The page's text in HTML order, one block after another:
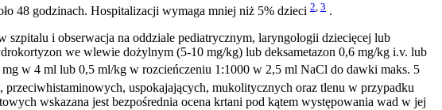
48 godzinach. Hospitalizacji wymaga mniej niż 5% dzieci 2, 3 .
szpitalu i obserwacja na oddziale pediatrycznym, laryngologii dziecięcej lub
we wlewie dożylnym (5-10 mg/kg) lub deksametazon 0,6 mg/kg i.v. lub
w 4 ml lub 0,5 ml/kg w rozcieńczeniu 1:1000 w 2,5 ml NaCl do dawki maks. 5
uspokajających, mukolitycznych oraz tlenu w przypadku
wskazana jest bezpośrednia ocena krtani pod kątem występowania wad w jej